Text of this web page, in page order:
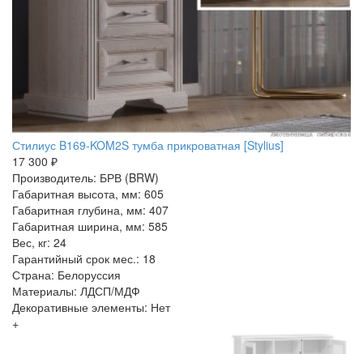
Стилиус B169-KOM2S тумба прикроватная [Stylius]
17 300 ₽
Производитель: БРВ (BRW)
Габаритная высота, мм: 605
Габаритная глубина, мм: 407
Габаритная ширина, мм: 585
Вес, кг: 24
Гарантийный срок мес.: 18
Страна: Белоруссия
Материалы: ЛДСП/МДФ
Декоративные элементы: Нет
+